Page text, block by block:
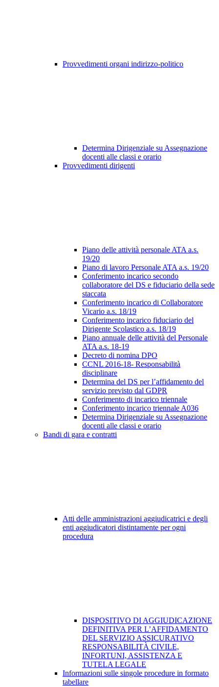
Provvedimenti organi indirizzo-politico
Determina Dirigenziale su Assegnazione
docenti alle classi e orario
Provvedimenti dirigenti
Piano delle attività personale ATA a.s.
19/20
Piano di lavoro Personale ATA a.s. 19/20
Conferimento incarico secondo
collaboratore del DS e fiduciario della sede
staccata
Conferimento incarico di Collaboratore
Vicario a.s. 18/19
Conferimento incarico fiduciario del
Dirigente Scolastico a.s. 18/19
Piano annuale delle attività del Personale
ATA a.s. 18-19
Decreto di nomina DPO
CCNL 2016-18- Responsabilità
disciplinare
Determina del DS per l’affidamento del
servizio previsto dal GDPR
Conferimento di incarico triennale
Conferimento incarico triennale A036
Determina Dirigenziale su Assegnazione
docenti alle classi e orario
Bandi di gara e contratti
Atti delle amministrazioni aggiudicatrici e degli
enti aggiudicatori distintamente per ogni
procedura
DISPOSITIVO DI AGGIUDICAZIONE
DEFINITIVA PER L’AFFIDAMENTO
DEL SERVIZIO ASSICURATIVO
RESPONSABILITÀ CIVILE,
INFORTUNI, ASSISTENZA E
TUTELA LEGALE
Informazioni sulle singole procedure in formato
tabellare